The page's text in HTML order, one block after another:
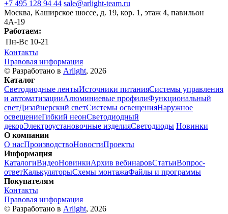
+7 495 128 94 44 sale@arlight-team.ru
Москва, Каширское шоссе, д. 19, кор. 1, этаж 4, павильон
4А-19
Работаем:
Пн-Вс 10-21
Контакты
Правовая информация
© Разработано в Arlight, 2026
Каталог
Светодиодные лентыИсточники питанияСистемы управления
и автоматизацииАлюминиевые профилиФункциональный
светДизайнерский светСистемы освещенияНаружное
освещениеГибкий неонСветодиодный
декорЭлектроустановочные изделияСветодиоды Новинки
О компании
О насПроизводствоНовостиПроекты
Информация
КаталогиВидеоНовинкиАрхив вебинаровСтатьиВопрос-
ответКалькуляторыСхемы монтажаФайлы и программы
Покупателям
Контакты
Правовая информация
© Разработано в Arlight, 2026